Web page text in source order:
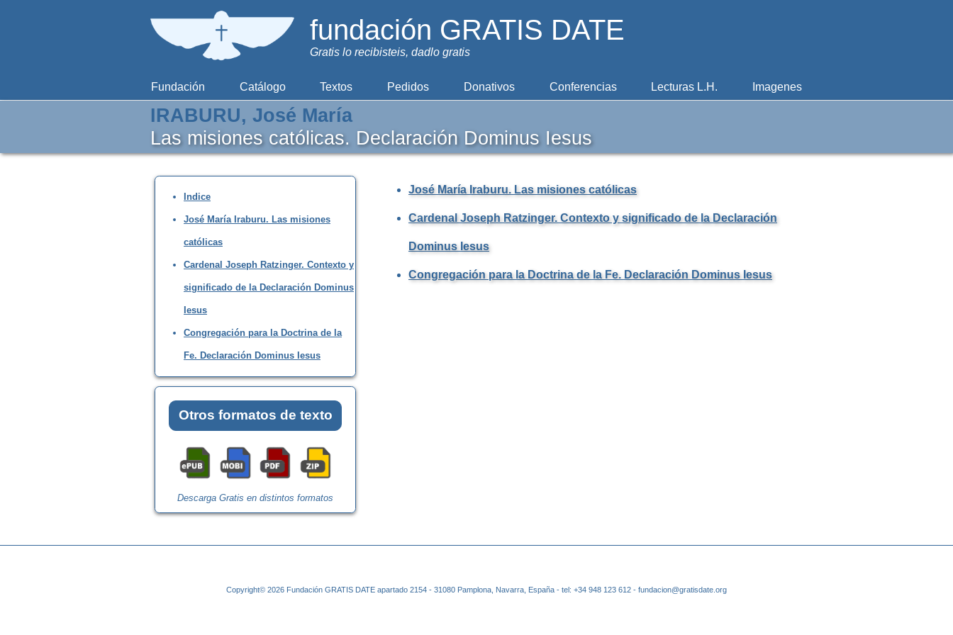
fundación GRATIS DATE
Gratis lo recibisteis, dadlo gratis
Fundación Catálogo Textos Pedidos Donativos Conferencias Lecturas L.H. Imagenes
IRABURU, José María
Las misiones católicas. Declaración Dominus Iesus
Indice
José María Iraburu. Las misiones
católicas
Cardenal Joseph Ratzinger. Contexto y
significado de la Declaración Dominus
Iesus
Congregación para la Doctrina de la
Fe. Declaración Dominus Iesus
Otros formatos de texto
Descarga Gratis en distintos formatos
José María Iraburu. Las misiones católicas
Cardenal Joseph Ratzinger. Contexto y significado de la Declaración
Dominus Iesus
Congregación para la Doctrina de la Fe. Declaración Dominus Iesus
Copyright© 2026 Fundación GRATIS DATE apartado 2154 - 31080 Pamplona, Navarra, España - tel: +34 948 123 612 - fundacion@gratisdate.org